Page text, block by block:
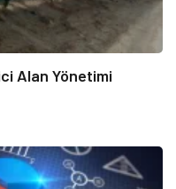
Alan Yönetimi